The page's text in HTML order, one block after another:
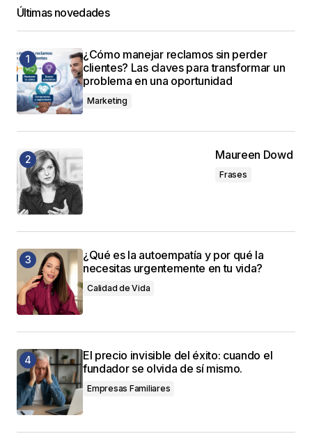
Últimas novedades
¿Cómo manejar reclamos sin perder
clientes? Las claves para transformar un
problema en una oportunidad
Marketing
Maureen Dowd
Frases
¿Qué es la autoempatía y por qué la
necesitas urgentemente en tu vida?
Calidad de Vida
El precio invisible del éxito: cuando el
fundador se olvida de sí mismo.
Empresas Familiares